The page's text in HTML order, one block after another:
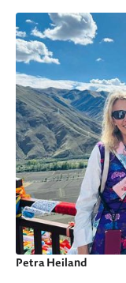
Petra Heiland